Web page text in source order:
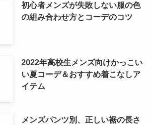
初心者メンズが失敗しない服の色
の組み合わせ方とコーデのコツ
2022年高校生メンズ向けかっこい
い夏コーデ＆おすすめ着こなしア
イテム
メンズパンツ別、正しい裾の長さ